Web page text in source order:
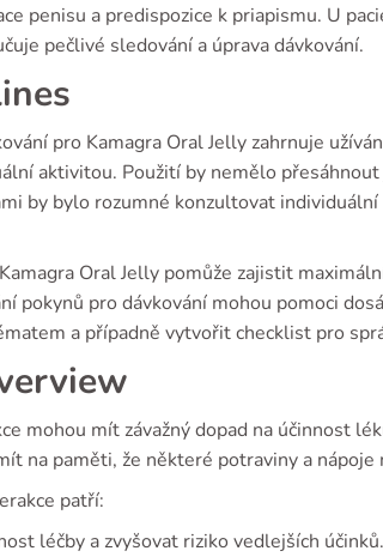
penisu a predispozice k priapismu. U
pečlivé sledování a úprava dávkování.
pro Kamagra Oral Jelly zahrnuje
aktivitou. Použití by nemělo
by bylo rozumné konzultovat
Oral Jelly pomůže zajistit
pokynů pro dávkování mohou pomoci
a případně vytvořit checklist pro
mohou mít závažný dopad na účinnost
na paměti, že některé potraviny a
patří:
léčby a zvyšovat riziko vedlejších účinků.